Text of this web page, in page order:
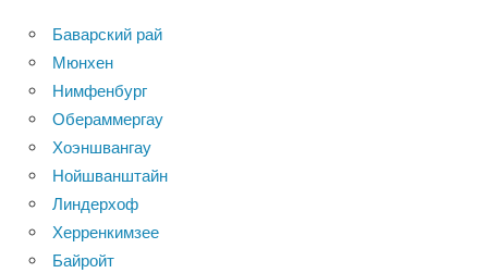
Баварский рай
Мюнхен
Нимфенбург
Обераммергау
Хоэншвангау
Нойшванштайн
Линдерхоф
Херренкимзее
Байройт